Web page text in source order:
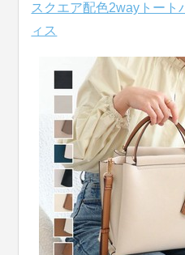
スクエア配色2wayトー
ィス